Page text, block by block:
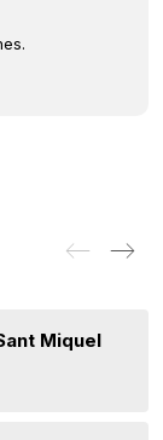
Miquel